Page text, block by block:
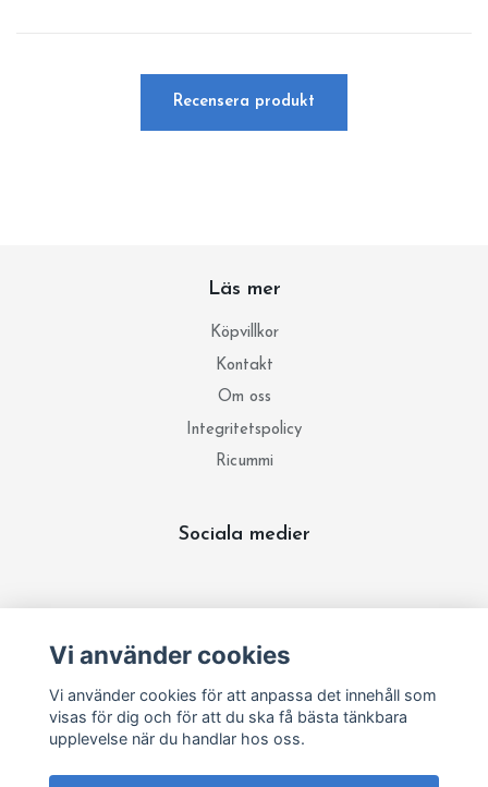
Recensera produkt
Läs mer
Köpvillkor
Kontakt
Om oss
Integritetspolicy
Ricummi
Sociala medier
Vi använder cookies
Vi använder cookies för att anpassa det innehåll som
visas för dig och för att du ska få bästa tänkbara
upplevelse när du handlar hos oss.